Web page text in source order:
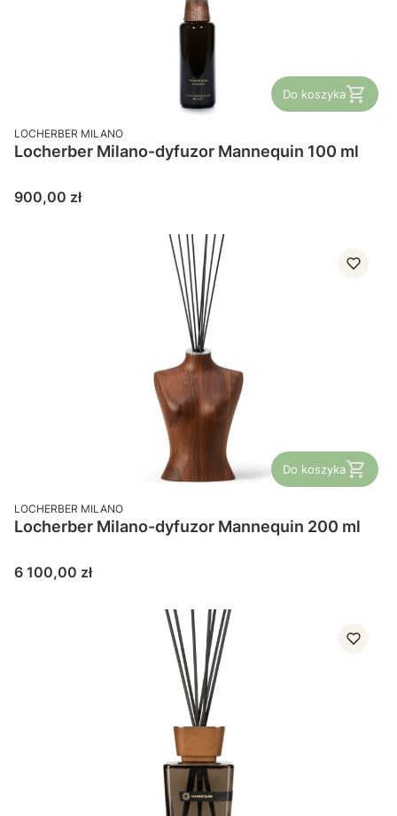
Do koszyka
PRODUCENT
LOCHERBER MILANO
Locherber Milano-dyfuzor Mannequin 100 ml
Cena
900,00 zł
Do koszyka
PRODUCENT
LOCHERBER MILANO
Locherber Milano-dyfuzor Mannequin 200 ml
Cena
6 100,00 zł